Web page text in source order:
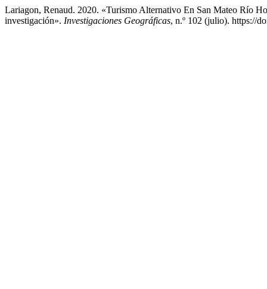
Lariagon, Renaud. 2020. «Turismo Alternativo En San Mateo Río
investigación». Investigaciones Geográficas, n.º 102 (julio). https://